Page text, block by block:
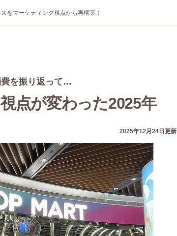
をマーケティング視点から再構築！
を振り返って…
点が変わった2025年
2025年12月24日更新